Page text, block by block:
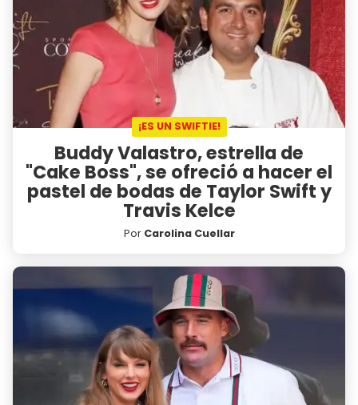
¡ES UN SWIFTIE!
Buddy Valastro, estrella de
"Cake Boss", se ofreció a hacer el
pastel de bodas de Taylor Swift y
Travis Kelce
Por Carolina Cuellar